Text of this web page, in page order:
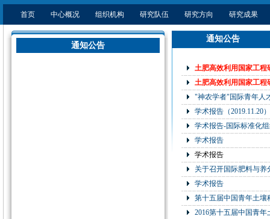
首页 中心概况 组织机构 研究队伍 研究方向 研究成果
通知公告
通知公告
土肥高效利用国家工程
土肥高效利用国家工程
"神农学者"国际青年人
学术报告（2019.11.20）
学术报告-国际标准化
学术报告
学术报告
关于召开国际肥料与
学术报告
第十五届中国青年土壤
2016第十五届中国青